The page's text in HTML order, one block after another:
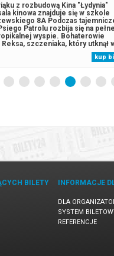
z rozbudową Kina "Łydynia"
kinowa znajduje się w szkole
8A Podczas
Patrolu rozbija się na
wyspie. Bohaterowie
szczeniaka, który utknął
laty i stał się ekspertem w
Kiedy Humdinger,
zaczyna lekkomyślnie...
kup
BILETY INFORMACJE
DLA
SYSTEM
REFERENCJE